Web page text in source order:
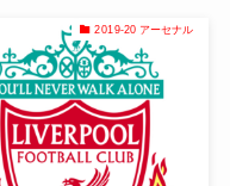
2019-20 アーセナル